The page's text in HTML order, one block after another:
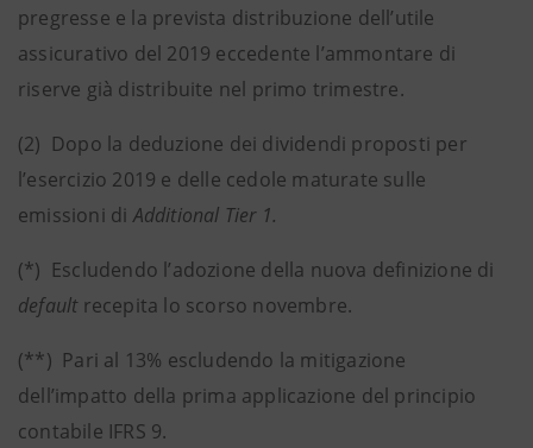
pregresse e la prevista distribuzione dell’utile
assicurativo del 2019 eccedente l’ammontare di
riserve già distribuite nel primo trimestre.
(2) Dopo la deduzione dei dividendi proposti per
l’esercizio 2019 e delle cedole maturate sulle
emissioni diAdditional Tier 1.
(*) Escludendo l’adozione della nuova definizione di
default recepita lo scorso novembre.
(**) Pari al 13% escludendo la mitigazione
dell’impatto della prima applicazione del principio
contabile IFRS 9.